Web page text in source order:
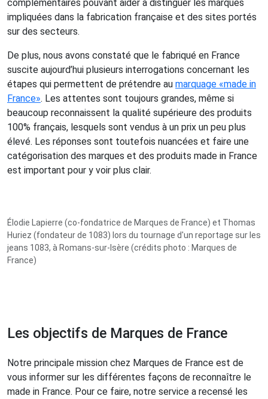
complémentaires pouvant aider à distinguer les marques
impliquées dans la fabrication française et des sites portés
sur des secteurs.
De plus, nous avons constaté que le fabriqué en France
suscite aujourd’hui plusieurs interrogations concernant les
étapes qui permettent de prétendre au marquage «made in
France». Les attentes sont toujours grandes, même si
beaucoup reconnaissent la qualité supérieure des produits
100% français, lesquels sont vendus à un prix un peu plus
élevé. Les réponses sont toutefois nuancées et faire une
catégorisation des marques et des produits made in France
est important pour y voir plus clair.
Élodie Lapierre (co-fondatrice de Marques de France) et Thomas
Huriez (fondateur de 1083) lors du tournage d'un reportage sur les
jeans 1083, à Romans-sur-Isère (crédits photo : Marques de
France)
Les objectifs de Marques de France
Notre principale mission chez Marques de France est de
vous informer sur les différentes façons de reconnaître le
made in France. Pour ce faire, notre service a recensé les